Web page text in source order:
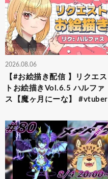
2026.08.06
【#お絵描き配信 】リクエス
トお絵描きVol.6.5 ハルファ
ス【魔ヶ月にーな】 #vtuber